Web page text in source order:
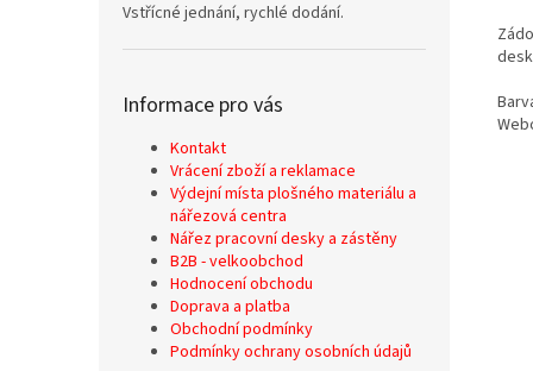
Vstřícné jednání, rychlé dodání.
Informace pro vás
Kontakt
Vrácení zboží a reklamace
Výdejní místa plošného materiálu a
nářezová centra
Nářez pracovní desky a zástěny
B2B - velkoobchod
Hodnocení obchodu
Doprava a platba
Obchodní podmínky
Podmínky ochrany osobních údajů